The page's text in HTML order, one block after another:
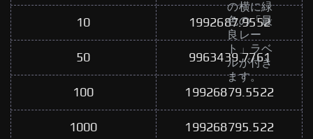
の横に緑
色の「最
良レー
ト」ラベ
ルが付き
ます。
10 1992687.9552
50 9963439.7761
100 19926879.5522
1000 199268795.522